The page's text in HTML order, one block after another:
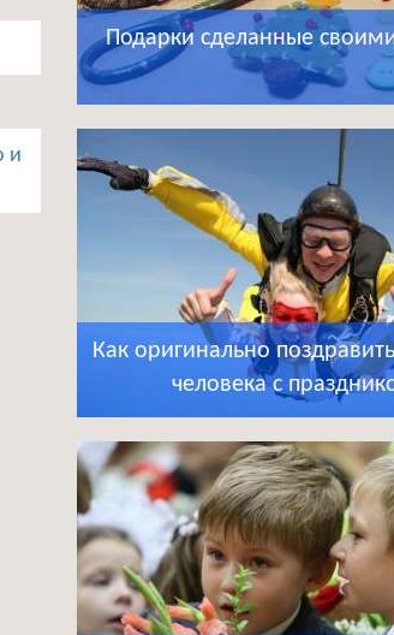
и
Подарки сделанные
Как оригинально
человека с